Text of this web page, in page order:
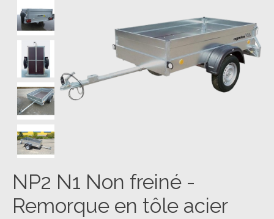
NP2 N1 Non freiné -
Remorque en tôle acier